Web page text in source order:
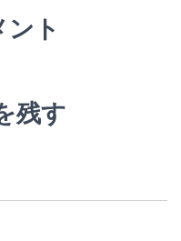
ント
残す